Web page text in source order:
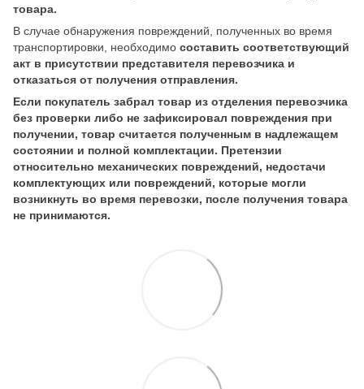
товара.
В случае обнаружения повреждений, полученных во время
транспортировки, необходимо составить соответствующий
акт в присутствии представителя перевозчика и
отказаться от получения отправления.
Если покупатель забрал товар из отделения перевозчика
без проверки либо не зафиксировал повреждения при
получении, товар считается полученным в надлежащем
состоянии и полной комплектации. Претензии
относительно механических повреждений, недостачи
комплектующих или повреждений, которые могли
возникнуть во время перевозки, после получения товара
не принимаются.